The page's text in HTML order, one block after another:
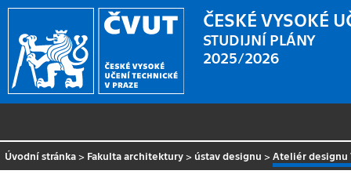
ČESKÉ VYSOKÉ
STUDIJNÍ PLÁNY
2025/2026
Úvodní stránka > Fakulta architektury > ústav designu > Ateliér designu